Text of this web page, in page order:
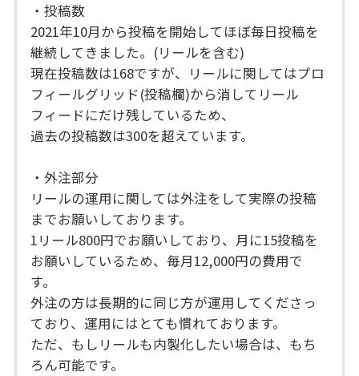
・投稿数
2021年10月から投稿を開始してほぼ毎日投稿を
継続してきました。(リールを含む)
現在投稿数は168ですが、リールに関してはプロ
フィールグリッド(投稿欄)から消してリール
フィードにだけ残しているため、
過去の投稿数は300を超えています。
・外注部分
リールの運用に関しては外注をして実際の投稿
までお願いしております。
1リール800円でお願いしており、月に15投稿を
お願いしているため、毎月12,000円の費用で
す。
外注の方は長期的に同じ方が運用してくださっ
ており、運用にはとても慣れております。
ただ、もしリールも内製化したい場合は、もち
ろん可能です。